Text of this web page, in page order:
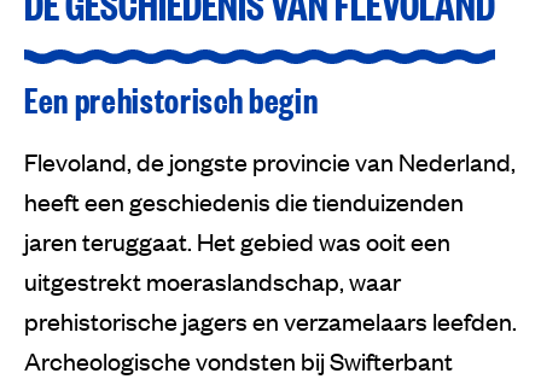
Een prehistorisch begin
Flevoland, de jongste provincie van Nederland,
heeft een geschiedenis die tienduizenden
jaren teruggaat. Het gebied was ooit een
uitgestrekt moeraslandschap, waar
prehistorische jagers en verzamelaars leefden.
Archeologische vondsten bij Swifterbant